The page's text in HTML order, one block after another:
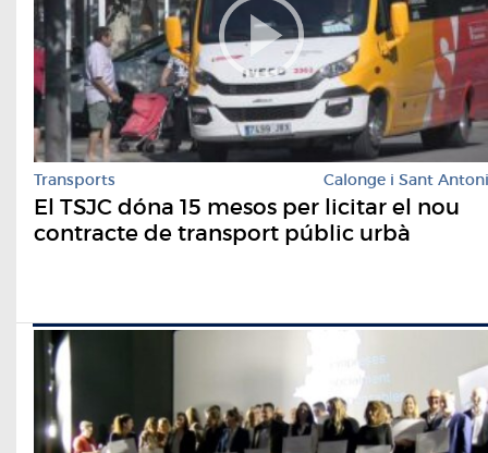
Transports Calonge i Sant Antoni
El TSJC dóna 15 mesos per licitar el nou
contracte de transport públic urbà